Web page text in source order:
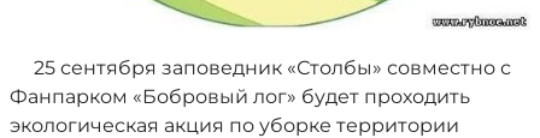
25 сентября заповедник «Столбы» совместно с
Фанпарком «Бобровый лог» будет проходить
экологическая акция по уборке территории